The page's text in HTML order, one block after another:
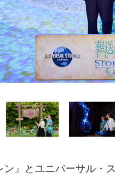
』とユニバーサル・